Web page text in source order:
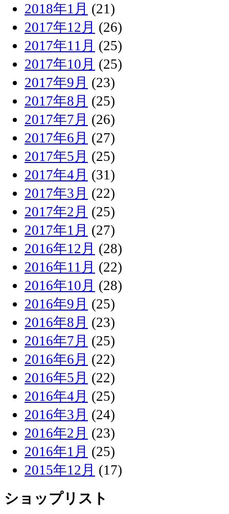
2018年1月 (21)
2017年12月 (26)
2017年11月 (25)
2017年10月 (25)
2017年9月 (23)
2017年8月 (25)
2017年7月 (26)
2017年6月 (27)
2017年5月 (25)
2017年4月 (31)
2017年3月 (22)
2017年2月 (25)
2017年1月 (27)
2016年12月 (28)
2016年11月 (22)
2016年10月 (28)
2016年9月 (25)
2016年8月 (23)
2016年7月 (25)
2016年6月 (22)
2016年5月 (22)
2016年4月 (25)
2016年3月 (24)
2016年2月 (23)
2016年1月 (25)
2015年12月 (17)
ショップリスト